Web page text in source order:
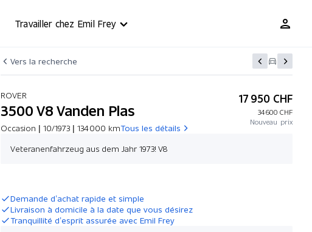
Travailler chez Emil Frey
Vers la recherche
ROVER
3500 V8 Vanden Plas
Occasion | 10/1973 | 134 000 kmTous les détails
17 950 CHF
34 600 CHF
Nouveau prix
Veteranenfahrzeug aus dem Jahr 1973! V8
Demande d’achat rapide et simple
Livraison à domicile à la date que vous désirez
Tranquillité d’esprit assurée avec Emil Frey